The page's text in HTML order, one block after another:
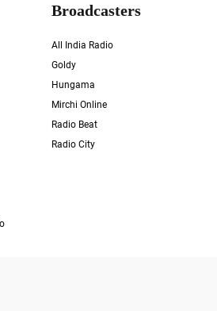
Broadcasters
All India Radio
Goldy
Hungama
Mirchi Online
Radio Beat
Radio City